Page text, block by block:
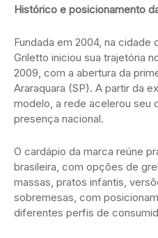
Histórico e posicionamento
Fundada em 2004, na cidade
Griletto iniciou sua trajetória
2009, com a abertura da
Araraquara (SP). A partir da
modelo, a rede acelerou seu
presença nacional.
O cardápio da marca reúne
brasileira, com opções de
massas, pratos infantis,
sobremesas, com
diferentes perfis de